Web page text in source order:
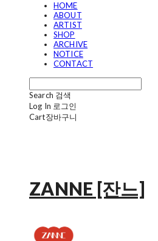
HOME
ABOUT
ARTIST
SHOP
ARCHIVE
NOTICE
CONTACT
Search 검색
Log In 로그인
Cart장바구니
ZANNE [잔느]